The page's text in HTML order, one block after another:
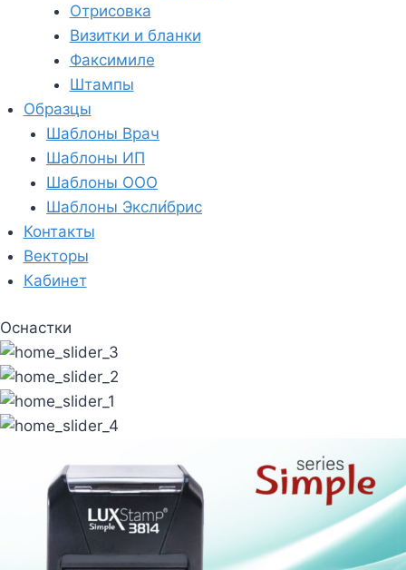
Отрисовка
Визитки и бланки
Факсимиле
Штампы
Образцы
Шаблоны Врач
Шаблоны ИП
Шаблоны ООО
Шаблоны Эксли́брис
Контакты
Векторы
Кабинет
Оснастки